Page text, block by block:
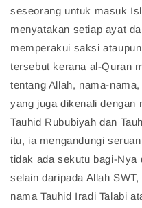
seseorang untuk masuk
menyatakan setiap ayat
memperakui saksi
tersebut kerana al-Quran
tentang Allah, nama-
yang juga dikenali dengan
Tauhid Rububiyah dan
itu, ia mengandungi
tidak ada sekutu bagi-Nya
selain daripada Allah
nama Tauhid Iradi Talabi